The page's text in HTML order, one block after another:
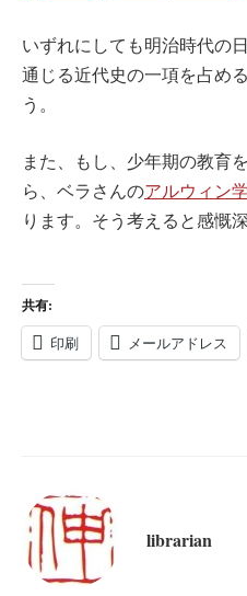
いずれにしても明治時代の
通じる近代史の一項を占め
う。
また、もし、少年期の教育
ら、ベラさんのアルウィン
ります。そう考えると感慨
共有:
印刷 メールアドレス
librarian